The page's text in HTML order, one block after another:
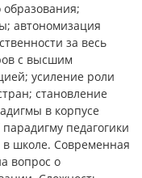
автономизация
за весь
с высшим
усиление роли
становление
в корпусе
педагогики
в школе. Современная
вопрос о